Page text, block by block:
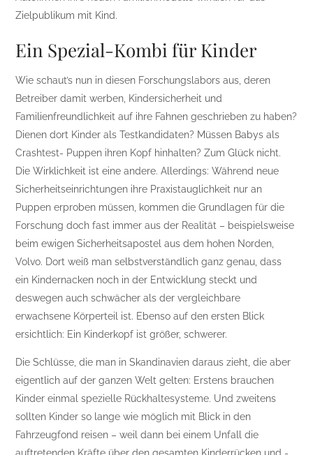
Zielpublikum mit Kind.
Ein Spezial-Kombi für Kinder
Wie schaut’s nun in diesen Forschungslabors aus, deren
Betreiber damit werben, Kindersicherheit und
Familienfreundlichkeit auf ihre Fahnen geschrieben zu haben?
Dienen dort Kinder als Testkandidaten? Müssen Babys als
Crashtest- Puppen ihren Kopf hinhalten? Zum Glück nicht.
Die Wirklichkeit ist eine andere. Allerdings: Während neue
Sicherheitseinrichtungen ihre Praxistauglichkeit nur an
Puppen erproben müssen, kommen die Grundlagen für die
Forschung doch fast immer aus der Realität – beispielsweise
beim ewigen Sicherheitsapostel aus dem hohen Norden,
Volvo. Dort weiß man selbstverständlich ganz genau, dass
ein Kindernacken noch in der Entwicklung steckt und
deswegen auch schwächer als der vergleichbare
erwachsene Körperteil ist. Ebenso auf den ersten Blick
ersichtlich: Ein Kinderkopf ist größer, schwerer.
Die Schlüsse, die man in Skandinavien daraus zieht, die aber
eigentlich auf der ganzen Welt gelten: Erstens brauchen
Kinder einmal spezielle Rückhaltesysteme. Und zweitens
sollten Kinder so lange wie möglich mit Blick in den
Fahrzeugfond reisen – weil dann bei einem Unfall die
auftretenden Kräfte über den gesamten Kinderrücken und -